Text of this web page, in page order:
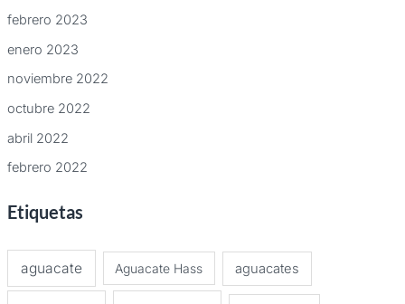
febrero 2023
enero 2023
noviembre 2022
octubre 2022
abril 2022
febrero 2022
Etiquetas
aguacate Aguacate Hass aguacates